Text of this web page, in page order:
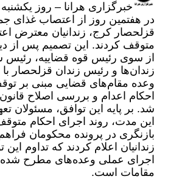
در هفتمین روز از اعتصاب غذای
قزلحصار کرج، زندانیان معترض
متوقف کردند. این تصمیم پس از
از سوی رئیس قوه قضاییه، رئیس
زندان‌ها و رئیس زندان قزلحصار با
وعده مقام‌های قضایی مبنی بر
احکام اعدام و بررسی اصلاح
شد. بر پایه این توافق، مسئولان
این مدت، روند اجرای احکام
بازنگری در پرونده محکومان
زندانیان اعلام کردند که تداوم
اجرای عملی وعده‌های مطرح‌
مقامات است.